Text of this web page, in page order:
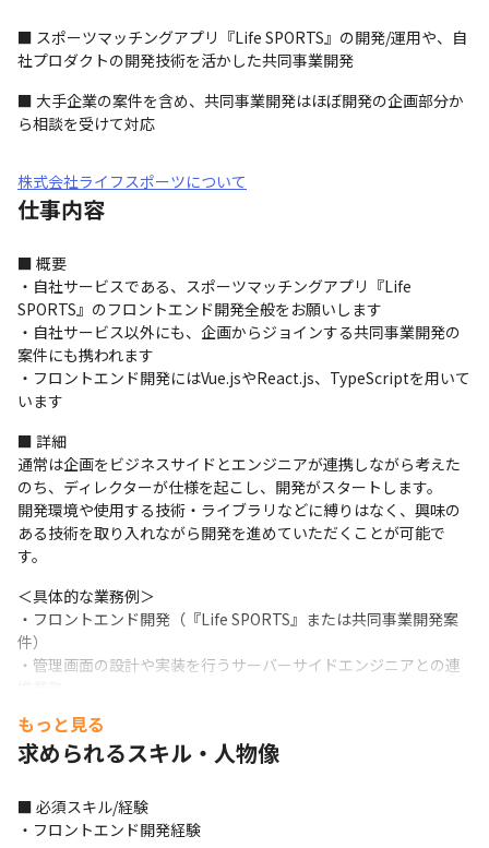
■ スポーツマッチングアプリ『Life SPORTS』の開発/運用や、自
社プロダクトの開発技術を活かした共同事業開発
■ 大手企業の案件を含め、共同事業開発はほぼ開発の企画部分か
ら相談を受けて対応
株式会社ライフスポーツについて
仕事内容
■ 概要
・自社サービスである、スポーツマッチングアプリ『Life
SPORTS』のフロントエンド開発全般をお願いします
・自社サービス以外にも、企画からジョインする共同事業開発の
案件にも携われます
・フロントエンド開発にはVue.jsやReact.js、TypeScriptを用いて
います
■ 詳細
通常は企画をビジネスサイドとエンジニアが連携しながら考えた
のち、ディレクターが仕様を起こし、開発がスタートします。
開発環境や使用する技術・ライブラリなどに縛りはなく、興味の
ある技術を取り入れながら開発を進めていただくことが可能で
す。
＜具体的な業務例＞
・フロントエンド開発（『Life SPORTS』または共同事業開発案
件）
・管理画面の設計や実装を行うサーバーサイドエンジニアとの連
＜開発体制＞
・機能や開発案件ごとに5～15名でチームを組んで開発を進めてい
・開発規模によっては、1人のメンバーに複数の開発チームにジョ
インしてもらうこともあります
もっと見る
求められるスキル・人物像
■ 必須スキル/経験
・フロントエンド開発経験